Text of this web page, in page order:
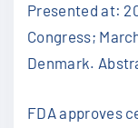
Presented at:
Congress;
Denmark.
FDA approves